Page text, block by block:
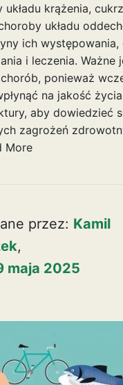
krążenia,
układu
ich występowania,
i leczenia. Ważne
ponieważ
na jakość
aby dowiedzieć
zagrożeń
More
przez: Kamil
,
maja 2025